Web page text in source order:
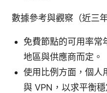
數據參考與觀察（近三
免費節點的可用率常
地區與供應商而定。
使用比例方面，個人
與 VPN，以求平衡穩